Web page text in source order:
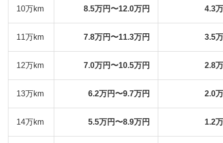
10万km 8.5万円〜12.0万円 4.3
11万km 7.8万円〜11.3万円 3.5
12万km 7.0万円〜10.5万円 2.8
13万km 6.2万円〜9.7万円 2.0
14万km 5.5万円〜8.9万円 1.2